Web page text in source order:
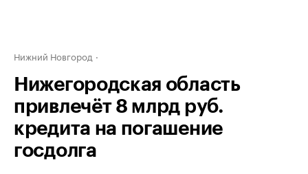
Нижний Новгород
Нижегородская область
привлечёт 8 млрд руб.
кредита на погашение
госдолга